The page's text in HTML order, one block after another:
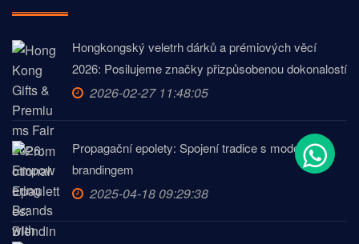
Hongkongský veletrh dárků a prémiových věcí
2026: Posilujeme značky přizpůsobenou dokonalostí
2026-02-27 11:48:05
Propagační epolety: Spojení tradice s moderním
brandingem
2025-04-18 09:29:38